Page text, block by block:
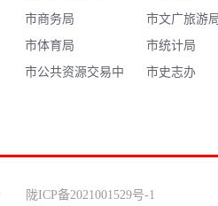
市商务局 市文广旅游
市体育局 市统计局
市公共资源交易中
市史志办
会 陇ICP备2021001529号-1